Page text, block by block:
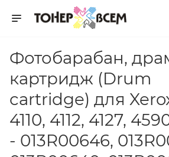
Фотобарабан,
картридж (Drum
cartridge) для
4110, 4112, 4127,
- 013R00646,